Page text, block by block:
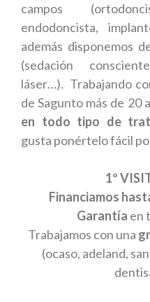
campos
endodoncista,
además disponemos
(sedación
láser…). Trabajando
de Sagunto más de 20
en todo tipo de
gusta ponértelo fácil
1º
Financiamos
Garantía en
Trabajamos con una
(ocaso, adeland,